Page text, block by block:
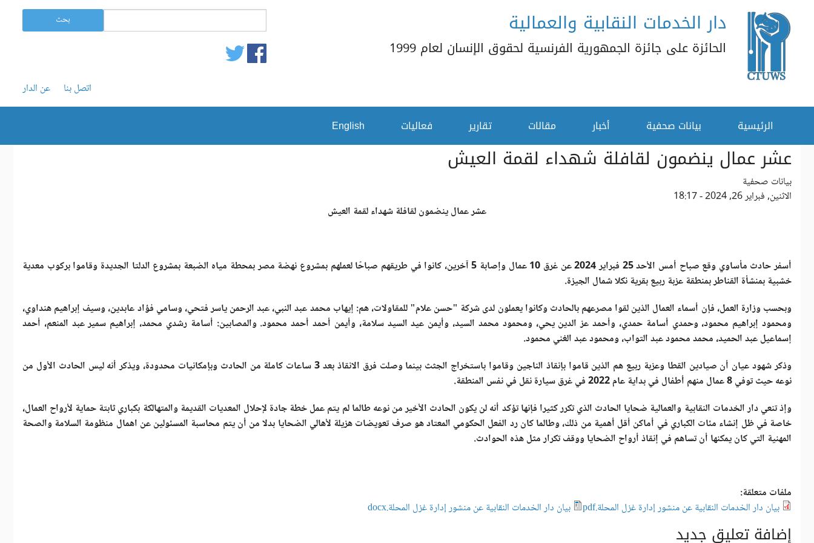
تجاوز إلى المحتوى الرئيسيدار الخدمات النقابية والعمالية
الحائزة على جائزة الجمهورية الفرنسية لحقوق الإنسان لعام 1999
بحث
اتصل بنا عن الدار
الرئيسية بيانات صحفية أخبار مقالات تقارير فعاليات English
عشر عمال ينضمون لقافلة شهداء لقمة العيش
بيانات صحفية
الاثنين, فبراير 26, 2024 - 18:17
عشر عمال ينضمون لقافلة شهداء لقمة العيش
أسفر حادث مأساوي وقع صباح أمس الأحد 25 فبراير 2024 عن غرق 10 عمال وإصابة 5 آخرين، كانوا في طريقهم صباحًا لعملهم بمشروع نهضة مصر بمحطة مياه الضبعة بمشروع الدلتا الجديدة وقاموا بركوب معدية
خشبية بمنشأة القناطر بمنطقة عزبة ربيع بقرية نكلا شمال الجيزة.
وبحسب وزارة العمل، فإن أسماء العمال الذين لقوا مصرعهم بالحادث وكانوا يعملون لدى شركة "حسن علام" للمقاولات، هم: إيهاب محمد عبد النبي، عبد الرحمن ياسر فتحي، وسامي فؤاد عابدين، وسيف إبراهيم هنداوي،
ومحمود إبراهيم محمود، وحمدي أسامة حمدي، وأحمد عز الدين يحي، ومحمود محمد السيد، وأيمن عيد السيد سلامة، وأيمن أحمد أحمد محمود. والمصابين: أسامة رشدي محمد، إبراهيم سمير عبد المنعم، أحمد
إسماعيل عبد الحميد، محمد محمود عبد التواب، ومحمود عبد الغني محمود.
وذكر شهود عيان أن صيادين القطا وعزبة ربيع هم الذين قاموا بإنقاذ الناجين وقاموا باستخراج الجثث بينما وصلت فرق الانقاذ بعد 3 ساعات كاملة من الحادث وبإمكانيات محدودة، ويذكر أنه ليس الحادث الأول من
نوعه حيث توفي 8 عمال منهم أطفال في بداية عام 2022 في غرق سيارة نقل في نفس المنطقة.
وإذ تنعي دار الخدمات النقابية والعمالية ضحايا الحادث الذي تكرر كثيرا فإنها تؤكد أنه لن يكون الحادث الأخير من نوعه طالما لم يتم عمل خطة جادة لإحلال المعديات القديمة والمتهالكة بكباري ثابتة حماية لأرواح العمال،
خاصة في ظل إنشاء مئات الكباري في أماكن أقل أهمية من ذلك، وطالما كان رد الفعل الحكومي المعتاد هو صرف تعويضات هزيلة لأهالي الضحايا بدلا من أن يتم محاسبة المسئولين عن اهمال منظومة السلامة والصحة
المهنية التي كان يمكنها أن تساهم في إنقاذ أرواح الضحايا ووقف تكرار مثل هذه الحوادث.
ملفات متعلقة:
بيان دار الخدمات النقابية عن منشور إدارة غزل المحلة.pdf
بيان دار الخدمات النقابية عن منشور إدارة غزل المحلة.docx
إضافة تعليق جديد